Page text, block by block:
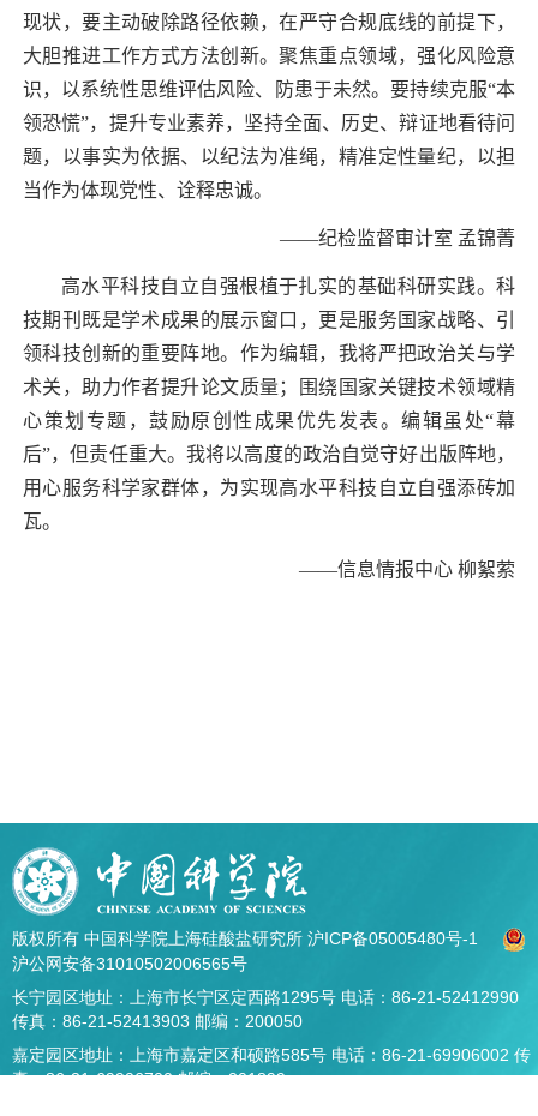
现状，要主动破除路径依赖，在严守合规底线的前提下，
大胆推进工作方式方法创新。聚焦重点领域，强化风险意
识，以系统性思维评估风险、防患于未然。要持续克服“本
领恐慌”，提升专业素养，坚持全面、历史、辩证地看待问
题，以事实为依据、以纪法为准绳，精准定性量纪，以担
当作为体现党性、诠释忠诚。
——纪检监督审计室 孟锦菁
高水平科技自立自强根植于扎实的基础科研实践。科
技期刊既是学术成果的展示窗口，更是服务国家战略、引
领科技创新的重要阵地。作为编辑，我将严把政治关与学
术关，助力作者提升论文质量；围绕国家关键技术领域精
心策划专题，鼓励原创性成果优先发表。编辑虽处“幕
后”，但责任重大。我将以高度的政治自觉守好出版阵地，
用心服务科学家群体，为实现高水平科技自立自强添砖加
瓦。
——信息情报中心 柳絮萦
版权所有 中国科学院上海硅酸盐研究所 沪ICP备05005480号-1
沪公网安备31010502006565号
长宁园区地址：上海市长宁区定西路1295号 电话：86-21-52412990
传真：86-21-52413903 邮编：200050
嘉定园区地址：上海市嘉定区和硕路585号 电话：86-21-69906002 传
真：86-21-69906700 邮编：201899